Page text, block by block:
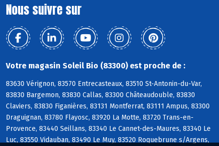
Nous suivre sur
Votre magasin Soleil Bio (83300) est proche de :
83630 Vérignon, 83570 Entrecasteaux, 83510 St-Antonin-du-Var,
83830 Bargemon, 83830 Callas, 83300 Châteaudouble, 83830
Claviers, 83830 Figanières, 83131 Montferrat, 83111 Ampus, 83300
Draguignan, 83780 Flayosc, 83920 La Motte, 83720 Trans-en-
Provence, 83440 Seillans, 83340 Le Cannet-des-Maures, 83340 Le
Luc, 83550 Vidauban, 83490 Le Muy, 83520 Roquebrune s/Argens,